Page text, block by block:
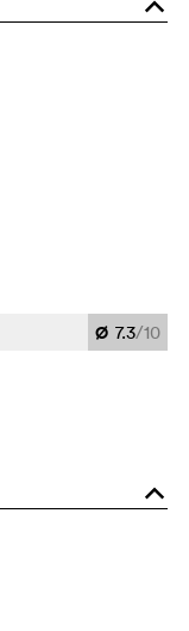
o
Ø 7.3/10
o